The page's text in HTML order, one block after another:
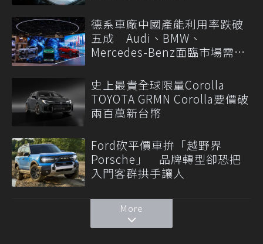
德系車廠中國產能利用率跌破
五成 Audi、BMW、
Mercedes-Benz面臨市場需求
史上最貴全球限量Corolla
TOYOTA GRMN Corolla要價破
兩百萬新台幣
Ford砍平價車拚「越野界
Porsche」 品牌轉型卻恐把
入門客群拱手讓人
More